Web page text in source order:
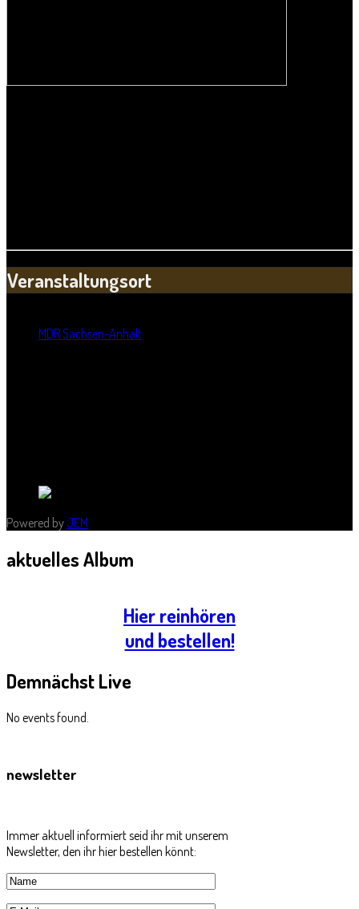
Veranstaltungsort
MDR Sachsen-Anhalt
Powered by JEM
aktuellesAlbum
Hier reinhören
und bestellen!
DemnächstLive
No events found.
newsletter
Immer aktuell informiert seid ihr mit unserem
Newsletter, den ihr hier bestellen könnt: